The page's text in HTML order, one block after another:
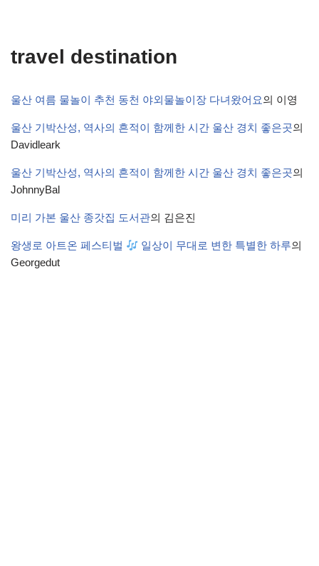
travel destination
울산 여름 물놀이 추천 동천 야외물놀이장 다녀왔어요의 이영
울산 기박산성, 역사의 흔적이 함께한 시간 울산 경치 좋은곳의
Davidleark
울산 기박산성, 역사의 흔적이 함께한 시간 울산 경치 좋은곳의
JohnnyBal
미리 가본 울산 종갓집 도서관의 김은진
왕생로 아트온 페스티벌 일상이 무대로 변한 특별한 하루의
Georgedut